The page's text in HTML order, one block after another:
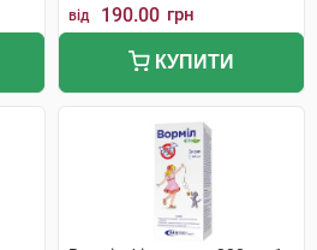
від 190.00 грн
КУПИТИ